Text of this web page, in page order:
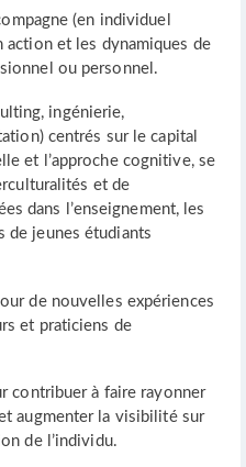
(en individuel
et les dynamiques de
ou personnel.
ingénierie,
centrés sur le capital
et l’approche cognitive, se
et de
dans l’enseignement, les
de jeunes étudiants
de nouvelles expériences
et praticiens de
contribuer à faire rayonner
augmenter la visibilité sur
de l’individu.